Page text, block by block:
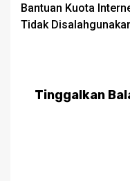
Bantuan Kuota
Tidak
Tinggalkan